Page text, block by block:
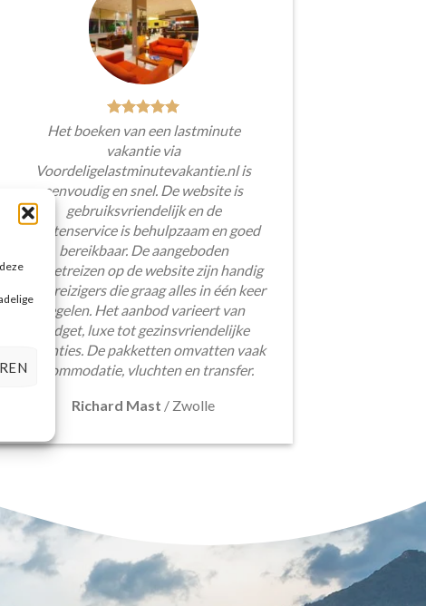
Het boeken van een lastminute
vakantie via
Voordeligelastminutevakantie.nl is
eenvoudig en snel. De website is
gebruiksvriendelijk en de
klantenservice is behulpzaam en goed
bereikbaar. De aangeboden
pakketreizen op de website zijn handig
voor reizigers die graag alles in één keer
regelen. Het aanbod varieert van
budget, luxe tot gezinsvriendelijke
vakanties. De pakketten omvatten vaak
accommodatie, vluchten en transfer.
Richard Mast / Zwolle